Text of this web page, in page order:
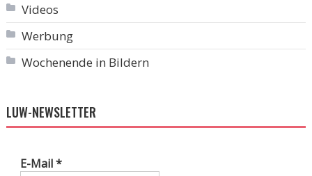
Videos
Werbung
Wochenende in Bildern
LUW-NEWSLETTER
E-Mail*